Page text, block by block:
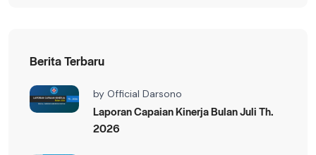
Berita Terbaru
by Official Darsono
Laporan Capaian Kinerja Bulan Juli Th.
2026